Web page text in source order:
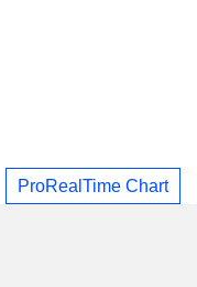
ProRealTime Chart